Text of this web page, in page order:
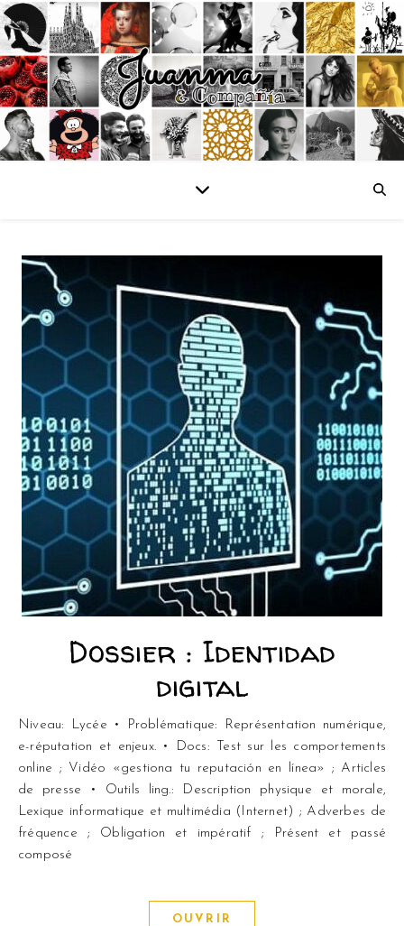
Dossier : Identidad
digital
Niveau: Lycée • Problématique: Représentation numérique,
e-réputation et enjeux. • Docs: Test sur les comportements
online ; Vidéo «gestiona tu reputación en línea» ; Articles
de presse • Outils ling.: Description physique et morale,
Lexique informatique et multimédia (Internet) ; Adverbes de
fréquence ; Obligation et impératif ; Présent et passé
composé
OUVRIR